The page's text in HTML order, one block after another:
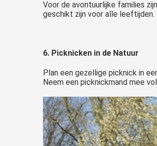
Voor de avontuurlijke families
geschikt zijn voor alle leeftijden.
6. Picknicken in de Natuur
Plan een gezellige picknick in
Neem een picknickmand mee